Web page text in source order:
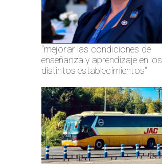
"mejorar las condiciones de
enseñanza y aprendizaje en los
distintos establecimientos"